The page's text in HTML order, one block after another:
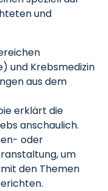
und
und Krebsmedizin
aus dem
erklärt die
anschaulich.
oder
um
den Themen